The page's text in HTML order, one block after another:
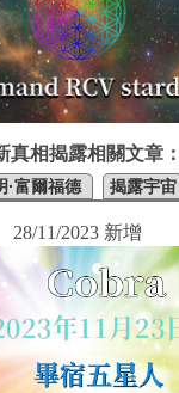
真相揭露相關文章：
·富爾福德 揭露宇宙
28/11/2023 新增